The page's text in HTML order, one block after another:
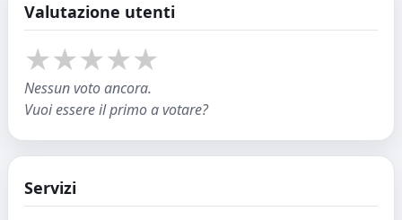
Valutazione utenti
★★★★★
Nessun voto ancora.
Vuoi essere il primo a votare?
Servizi